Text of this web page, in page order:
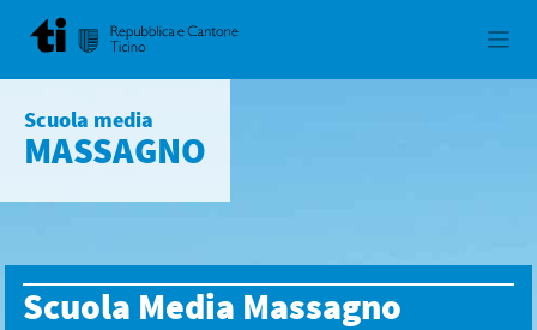
Scuola media
MASSAGNO
Scuola Media Massagno